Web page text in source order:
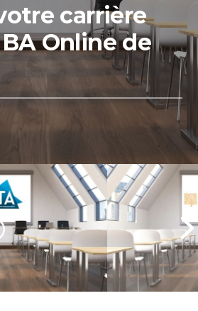
carrière
Online de